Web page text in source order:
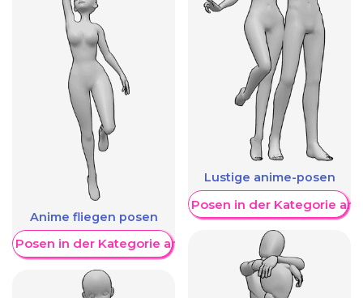
Anime fliegen posen
Posen in der Kategorie anzeigen
Lustige anime-posen
Weitere Posen in der Kategorie